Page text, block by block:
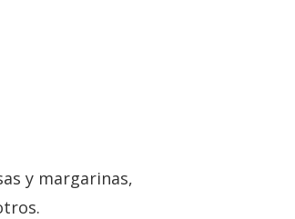
y margarinas,